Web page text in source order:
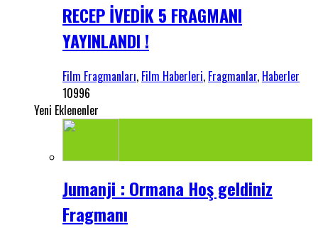
RECEP İVEDİK 5 FRAGMANI
YAYINLANDI !
Film Fragmanları, Film Haberleri, Fragmanlar, Haberler
10996
Yeni Eklenenler
Jumanji : Ormana Hoş geldiniz
Fragmanı